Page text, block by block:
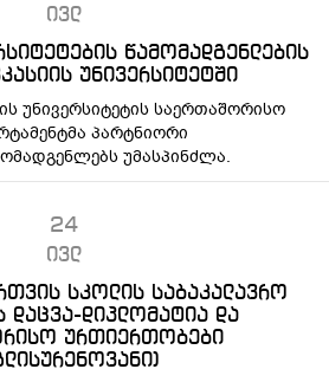
ივლ
წამომადგენლების
უნივერსიტეტში
უნივერსიტეტის საერთაშორისო
პარტნიორი
უმასპინძლა.
24
ივლ
სკოლის საბაკალავრო
დაცვა-დიპლომატია და
ურთიერთობები